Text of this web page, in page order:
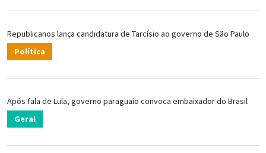
Republicanos lança candidatura de Tarcísio ao governo de São Paulo
Política
Após fala de Lula, governo paraguaio convoca embaixador do Brasil
Geral